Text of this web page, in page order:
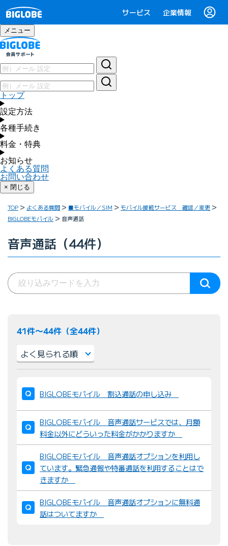
サービス 企業情報
メニュー
トップ
設定方法
各種手続き
料金・特典
お知らせ
よくある質問
お問い合わせ
× 閉じる
TOP よくある質問 ■モバイル／SIM
モバイル接続サービス 確認／変更
BIGLOBEモバイル
音声通話
音声通話（44件）
41件〜44件（全44件）
び
替
え
：
BIGLOBEモバイル 割込通話の申し込み
BIGLOBEモバイル 音声通話サービスでは、月額
料金以外にどういった料金がかかりますか
BIGLOBEモバイル 音声通話オプションを利用し
ています。緊急通報や特番通話を利用することはで
きますか
BIGLOBEモバイル 音声通話オプションに無料通
話はついてますか